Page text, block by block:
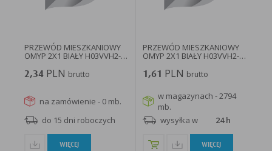
PRZEWÓD MIESZKANIOWY
OMYP 2X1 BIAŁY H03VVH2-
2,34PLN brutto
na zamówienie - 0 mb.
do 15 dni roboczych
WIĘCEJ
PRZEWÓD MIESZKANIOWY
OMYP 2X1 BIAŁY H03VVH2-
1,61 PLN brutto
w magazynach - 2794
mb.
wysyłka w
24 h
WIĘCEJ